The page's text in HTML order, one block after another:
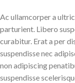
Ac ullamcorper a
parturient. Libero
curabitur. Erat a per
suspendisse nec
non adipiscing
suspendisse